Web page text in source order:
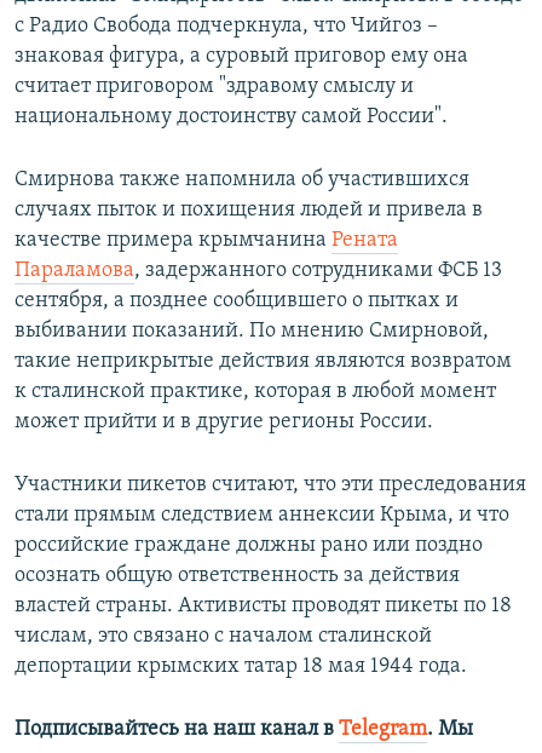
с Радио Свобода подчеркнула, что Чийгоз –
знаковая фигура, а суровый приговор ему она
считает приговором "здравому смыслу и
национальному достоинству самой России".
Смирнова также напомнила об участившихся
случаях пыток и похищения людей и привела в
качестве примера крымчанина Рената
Параламова, задержанного сотрудниками ФСБ 13
сентября, а позднее сообщившего о пытках и
выбивании показаний. По мнению Смирновой,
такие неприкрытые действия являются возвратом
к сталинской практике, которая в любой момент
может прийти и в другие регионы России.
Участники пикетов считают, что эти преследования
стали прямым следствием аннексии Крыма, и что
российские граждане должны рано или поздно
осознать общую ответственность за действия
властей страны. Активисты проводят пикеты по 18
числам, это связано с началом сталинской
депортации крымских татар 18 мая 1944 года.
Подписывайтесь на наш канал в Telegram. Мы